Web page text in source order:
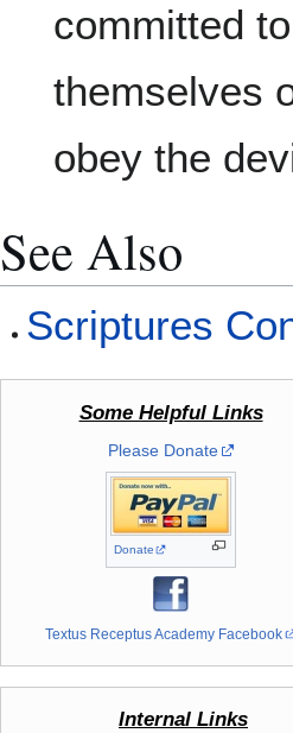
committed
themselves
obey the
See Also
Scriptures
Some Helpful Links
Please Donate
Donate
Textus Receptus Academy Facebook
Internal Links